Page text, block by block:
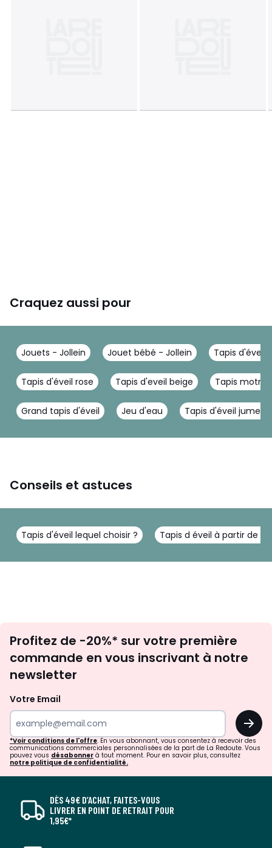
Craquez aussi pour
Jouets - Jollein Jouet bébé - Jollein Tapis
Tapis d'éveil rose Tapis d'eveil beige Tapis
Grand tapis d'éveil Jeu d'eau Tapis d'éveil
Conseils et astuces
Tapis d'éveil lequel choisir ? Tapis d éveil à partir de
newsletter
Profitez de -20%* sur votre première
commande en vous inscrivant à notre
newsletter
Votre Email
OK
*Voir conditions de l'offre. En vous abonnant, vous consentez à recevoir des
communications commerciales personnalisées de la part de La Redoute. Vous
pouvez vous désabonner à tout moment. Pour en savoir plus, consultez
notre politique de confidentialité.
DÈS 49€ D’ACHAT, FAITES-VOUS
LIVRER EN POINT DE RETRAIT POUR
1,95€*